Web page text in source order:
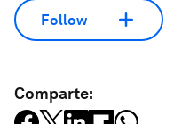
Follow
Comparte: